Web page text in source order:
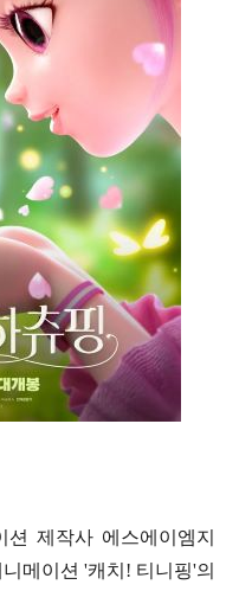
제작사 에스에이엠지
메이션 '캐치 ! 티니핑'의